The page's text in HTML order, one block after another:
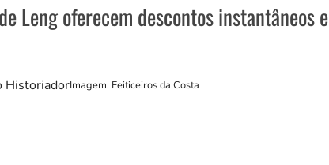
Leng oferecem descontos instantâneos e
Imagem: Feiticeiros da Costa